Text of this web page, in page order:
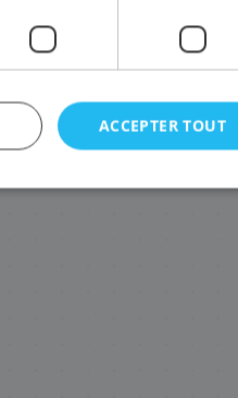
29,88 € 46
ACCEPTER TOUT